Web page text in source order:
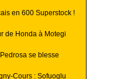
en 600 Superstock !
de Honda à Motegi
se blesse
Cours : Sofuoglu